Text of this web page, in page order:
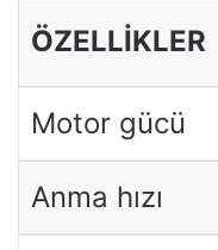
ÖZELLIKLER
Motor gücü
Anma hızı